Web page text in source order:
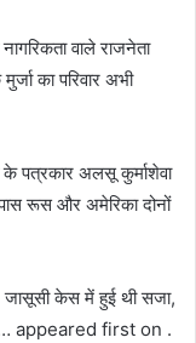
वाले राजनेता
का परिवार अभी
के पत्रकार अलसू कुर्माशेवा
रूस और अमेरिका दोनों
जासूसी केस में हुई थी सजा,
appeared first on .